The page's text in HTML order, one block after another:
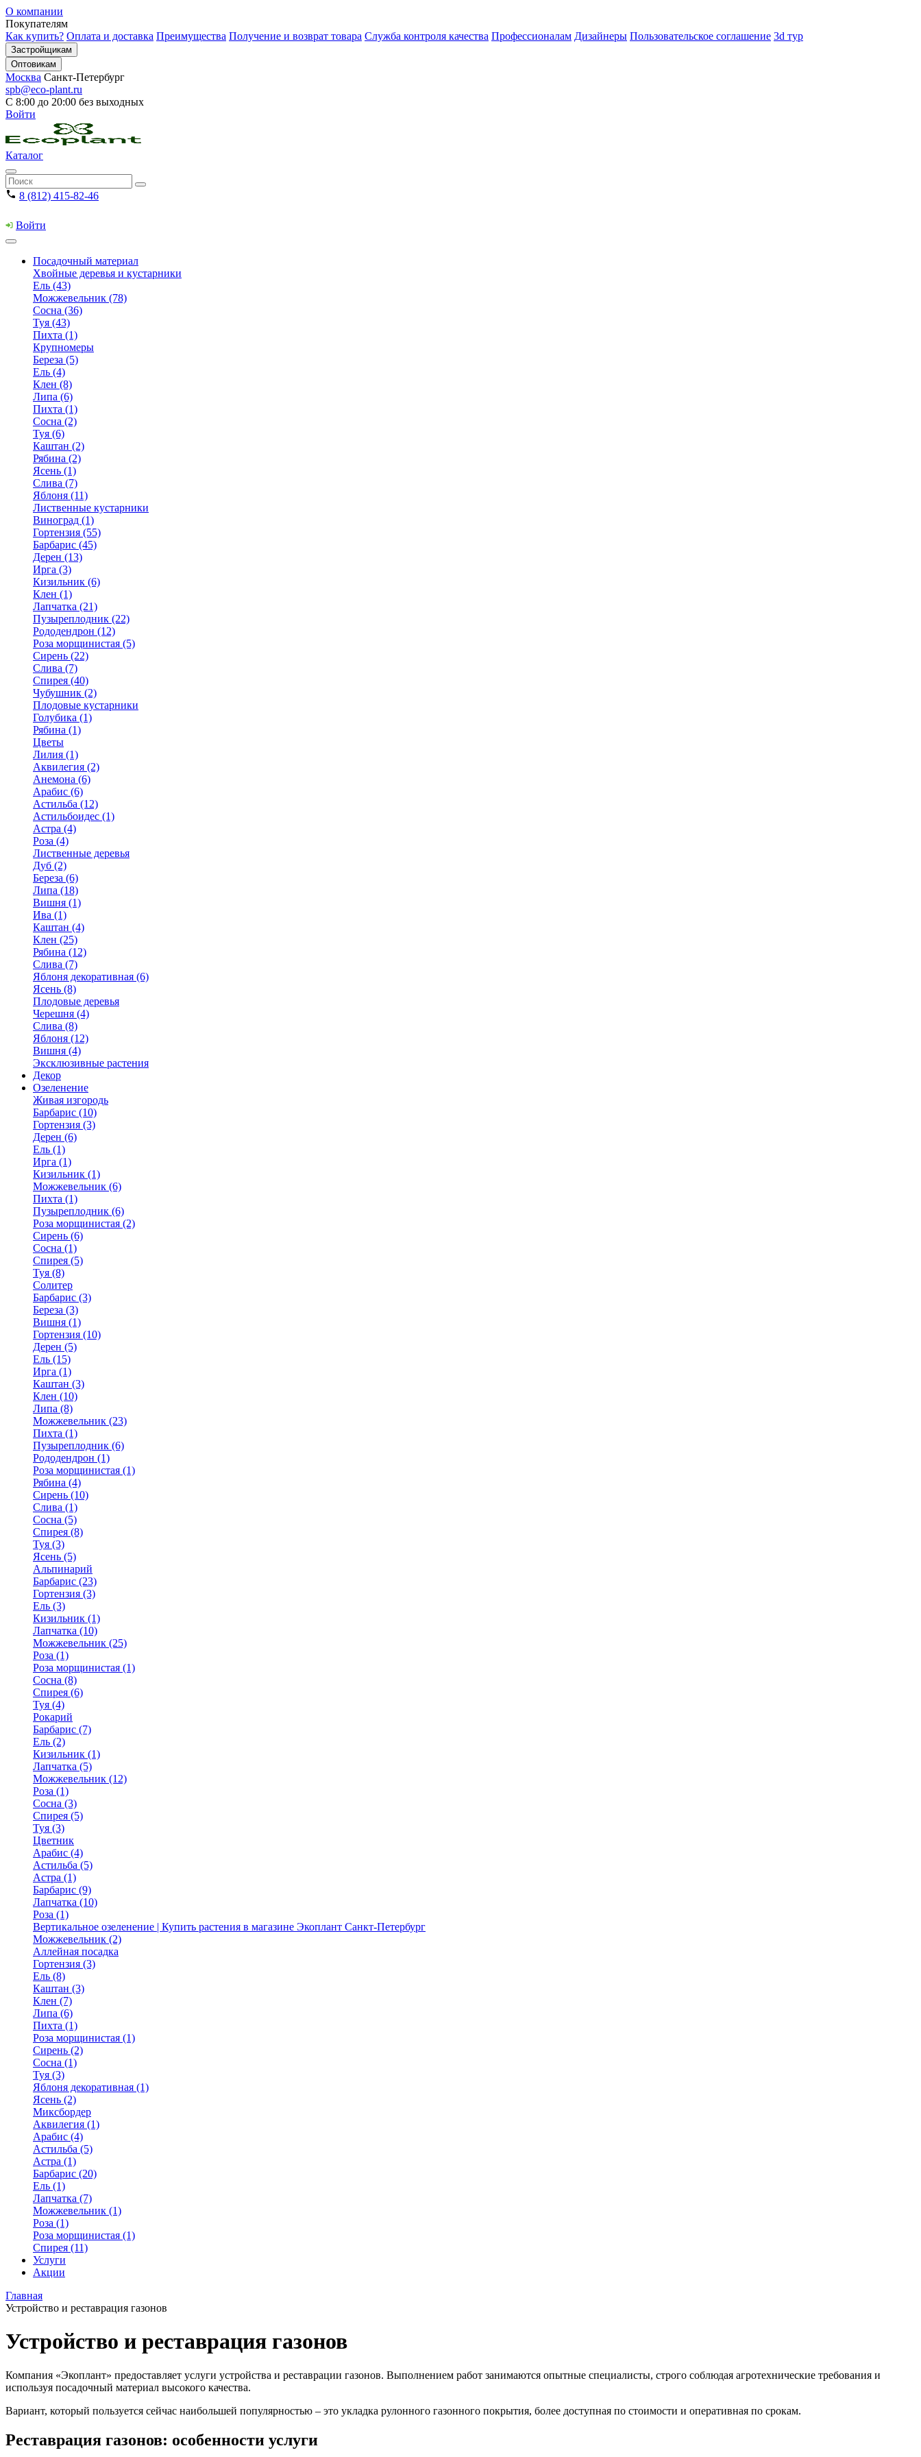
О компании
Покупателям
Как купить? Оплата и доставка Преимущества Получение и возврат товара Служба контроля качества Профессионалам Дизайнеры Пользовательское соглашение 3d тур
Застройщикам
Оптовикам
Москва Санкт-Петербург
spb@eco-plant.ru
С 8:00 до 20:00 без выходных
Войти
Каталог
8 (812) 415-82-46
Войти
Посадочный материал
Хвойные деревья и кустарники
Ель (43)
Можжевельник (78)
Сосна (36)
Туя (43)
Пихта (1)
Крупномеры
Береза (5)
Ель (4)
Клен (8)
Липа (6)
Пихта (1)
Сосна (2)
Туя (6)
Каштан (2)
Рябина (2)
Ясень (1)
Слива (7)
Яблоня (11)
Лиственные кустарники
Виноград (1)
Гортензия (55)
Барбарис (45)
Дерен (13)
Ирга (3)
Кизильник (6)
Клен (1)
Лапчатка (21)
Пузыреплодник (22)
Рододендрон (12)
Роза морщинистая (5)
Сирень (22)
Слива (7)
Спирея (40)
Чубушник (2)
Плодовые кустарники
Голубика (1)
Рябина (1)
Цветы
Лилия (1)
Аквилегия (2)
Анемона (6)
Арабис (6)
Астильба (12)
Астильбоидес (1)
Астра (4)
Роза (4)
Лиственные деревья
Дуб (2)
Береза (6)
Липа (18)
Вишня (1)
Ива (1)
Каштан (4)
Клен (25)
Рябина (12)
Слива (7)
Яблоня декоративная (6)
Ясень (8)
Плодовые деревья
Черешня (4)
Слива (8)
Яблоня (12)
Вишня (4)
Эксклюзивные растения
Декор
Озеленение
Живая изгородь
Барбарис (10)
Гортензия (3)
Дерен (6)
Ель (1)
Ирга (1)
Кизильник (1)
Можжевельник (6)
Пихта (1)
Пузыреплодник (6)
Роза морщинистая (2)
Сирень (6)
Сосна (1)
Спирея (5)
Туя (8)
Солитер
Барбарис (3)
Береза (3)
Вишня (1)
Гортензия (10)
Дерен (5)
Ель (15)
Ирга (1)
Каштан (3)
Клен (10)
Липа (8)
Можжевельник (23)
Пихта (1)
Пузыреплодник (6)
Рододендрон (1)
Роза морщинистая (1)
Рябина (4)
Сирень (10)
Слива (1)
Сосна (5)
Спирея (8)
Туя (3)
Ясень (5)
Альпинарий
Барбарис (23)
Гортензия (3)
Ель (3)
Кизильник (1)
Лапчатка (10)
Можжевельник (25)
Роза (1)
Роза морщинистая (1)
Сосна (8)
Спирея (6)
Туя (4)
Рокарий
Барбарис (7)
Ель (2)
Кизильник (1)
Лапчатка (5)
Можжевельник (12)
Роза (1)
Сосна (3)
Спирея (5)
Туя (3)
Цветник
Арабис (4)
Астильба (5)
Астра (1)
Барбарис (9)
Лапчатка (10)
Роза (1)
Вертикальное озеленение | Купить растения в магазине Экоплант Санкт-Петербург
Можжевельник (2)
Аллейная посадка
Гортензия (3)
Ель (8)
Каштан (3)
Клен (7)
Липа (6)
Пихта (1)
Роза морщинистая (1)
Сирень (2)
Сосна (1)
Туя (3)
Яблоня декоративная (1)
Ясень (2)
Миксбордер
Аквилегия (1)
Арабис (4)
Астильба (5)
Астра (1)
Барбарис (20)
Ель (1)
Лапчатка (7)
Можжевельник (1)
Роза (1)
Роза морщинистая (1)
Спирея (11)
Услуги
Акции
Главная
Устройство и реставрация газонов
Устройство и реставрация газонов
Компания «Экоплант» предоставляет услуги устройства и реставрации газонов. Выполнением работ занимаются опытные специалисты, строго соблюдая агротехнические требования и
используя посадочный материал высокого качества.
Вариант, который пользуется сейчас наибольшей популярностью – это укладка рулонного газонного покрытия, более доступная по стоимости и оперативная по срокам.
Реставрация газонов: особенности услуги